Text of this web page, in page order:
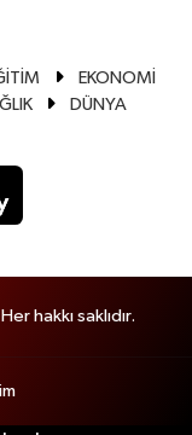
EKONOMİ
DÜNYA
hakkı saklıdır.